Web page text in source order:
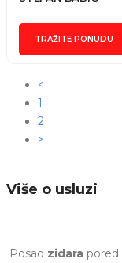
TRAŽITE PONUDU
<
1
2
>
Više o usluzi
Posao zidara pored